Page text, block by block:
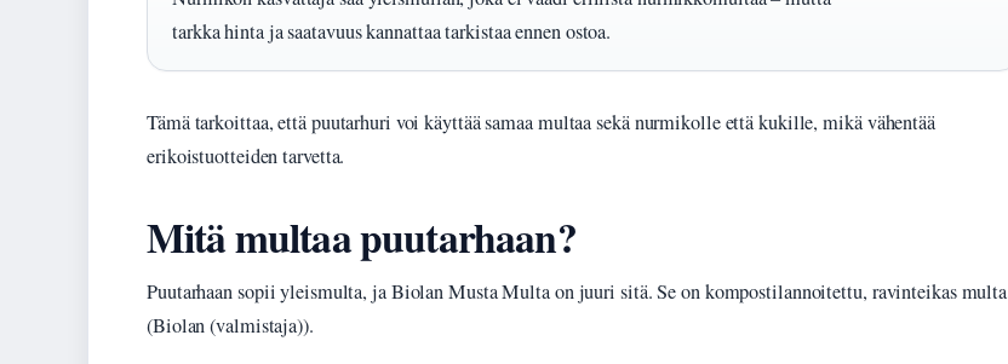
tarkka hinta ja saatavuus kannattaa tarkistaa ennen ostoa.
Tämä tarkoittaa, että puutarhuri voi käyttää samaa multaa sekä nurmikolle että kukille, mikä vähentää
erikoistuotteiden tarvetta.
Mitä multaa puutarhaan?
Puutarhaan sopii yleismulta, ja Biolan Musta Multa on juuri sitä. Se on kompostilannoitettu, ravinteikas multa
(Biolan (valmistaja)).